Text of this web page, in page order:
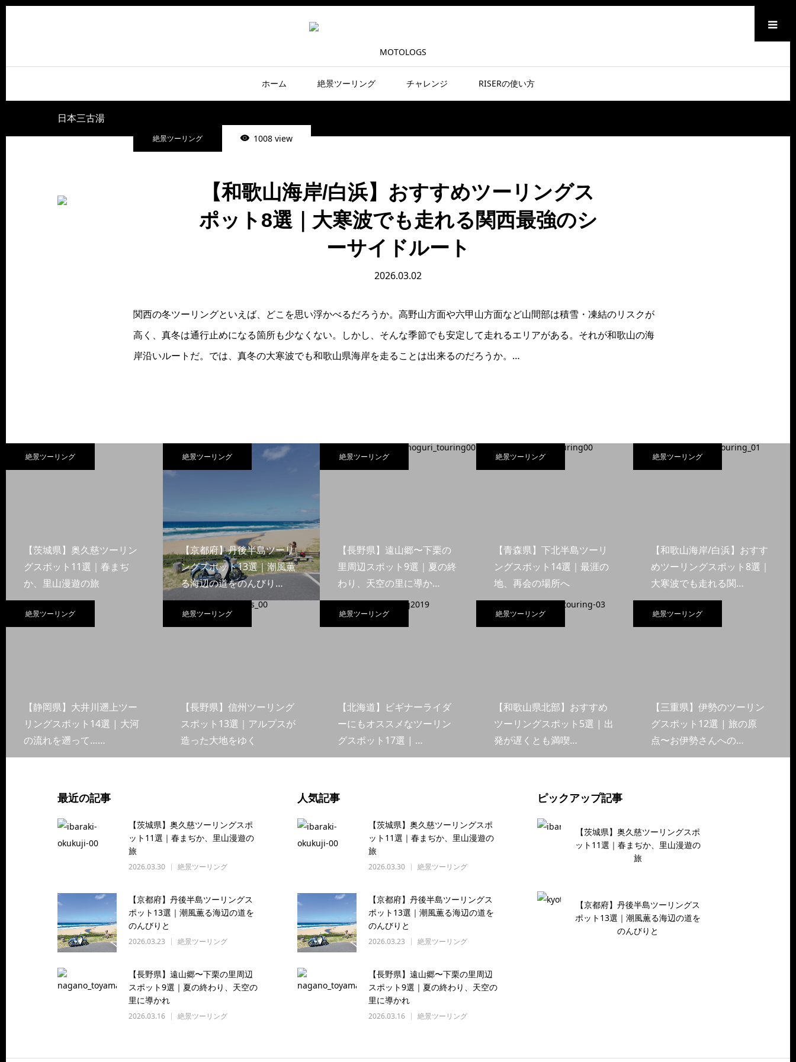
メニュー
ホーム 絶景ツーリング チャレンジ RISERの使い方
日本三古湯
絶景ツーリング
1008 view
【和歌山海岸/白浜】おすすめツーリングス
ポット8選｜大寒波でも走れる関西最強のシ
ーサイドルート
2026.03.02
関西の冬ツーリングといえば、どこを思い浮かべるだろうか。高野山方面や六甲山方面など山間部は積雪・凍結のリスクが
高く、真冬は通行止めになる箇所も少なくない。しかし、そんな季節でも安定して走れるエリアがある。それが和歌山の海
岸沿いルートだ。では、真冬の大寒波でも和歌山県海岸を走ることは出来るのだろうか。…
絶景ツーリング
【茨城県】奥久慈ツーリン
グスポット11選｜春まぢ
か、里山漫遊の旅
絶景ツーリング
【京都府】丹後半島ツーリ
ングスポット13選｜潮風薫
る海辺の道をのんびり…
絶景ツーリング
【長野県】遠山郷〜下栗の
里周辺スポット9選｜夏の終
わり、天空の里に導か…
絶景ツーリング
【青森県】下北半島ツーリ
ングスポット14選｜最涯の
地、再会の場所へ
絶景ツーリング
【和歌山海岸/白浜】おすす
めツーリングスポット8選｜
大寒波でも走れる関…
絶景ツーリング
【静岡県】大井川遡上ツー
リングスポット14選 | 大河
の流れを遡って……
絶景ツーリング
【長野県】信州ツーリング
スポット13選｜アルプスが
造った大地をゆく
絶景ツーリング
【北海道】ビギナーライダ
ーにもオススメなツーリン
グスポット17選 | …
絶景ツーリング
【和歌山県北部】おすすめ
ツーリングスポット5選 | 出
発が遅くとも満喫…
絶景ツーリング
【三重県】伊勢のツーリン
グスポット12選 | 旅の原
点〜お伊勢さんへの…
最近の記事
【茨城県】奥久慈ツーリングスポ
ット11選｜春まぢか、里山漫遊の
旅
2026.03.30 絶景ツーリング
【京都府】丹後半島ツーリングス
ポット13選｜潮風薫る海辺の道を
のんびりと
2026.03.23 絶景ツーリング
【長野県】遠山郷〜下栗の里周辺
スポット9選｜夏の終わり、天空の
里に導かれ
2026.03.16 絶景ツーリング
人気記事
【茨城県】奥久慈ツーリングスポ
ット11選｜春まぢか、里山漫遊の
旅
2026.03.30 絶景ツーリング
【京都府】丹後半島ツーリングス
ポット13選｜潮風薫る海辺の道を
のんびりと
2026.03.23 絶景ツーリング
【長野県】遠山郷〜下栗の里周辺
スポット9選｜夏の終わり、天空の
里に導かれ
2026.03.16 絶景ツーリング
ピックアップ記事
【茨城県】奥久慈ツーリングスポ
ット11選｜春まぢか、里山漫遊の
旅
【京都府】丹後半島ツーリングス
ポット13選｜潮風薫る海辺の道を
のんびりと